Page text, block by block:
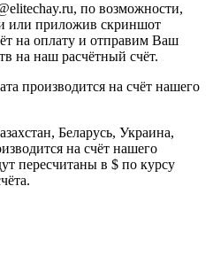
по возможности,
или приложив скриншот
на оплату и отправим Ваш
на наш расчётный счёт.
производится на счёт нашего
Беларусь, Украина,
на счёт нашего
пересчитаны в $ по курсу